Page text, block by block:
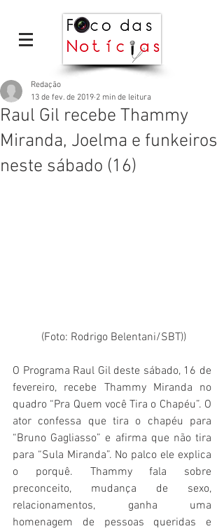
Raul Gil recebe Thammy
Miranda, Joelma e funkeiros
neste sábado (16)
Redação
13 de fev. de 2019 2 min de leitura
(Foto: Rodrigo Belentani/SBT))
O Programa Raul Gil deste sábado, 16 de
fevereiro, recebe Thammy Miranda no
quadro “Pra Quem você Tira o Chapéu”. O
ator confessa que tira o chapéu para
“Bruno Gagliasso” e afirma que não tira
para “Sula Miranda”. No palco ele explica
o porquê. Thammy fala sobre
preconceito, mudança de sexo,
relacionamentos, ganha uma
homenagem de pessoas queridas e